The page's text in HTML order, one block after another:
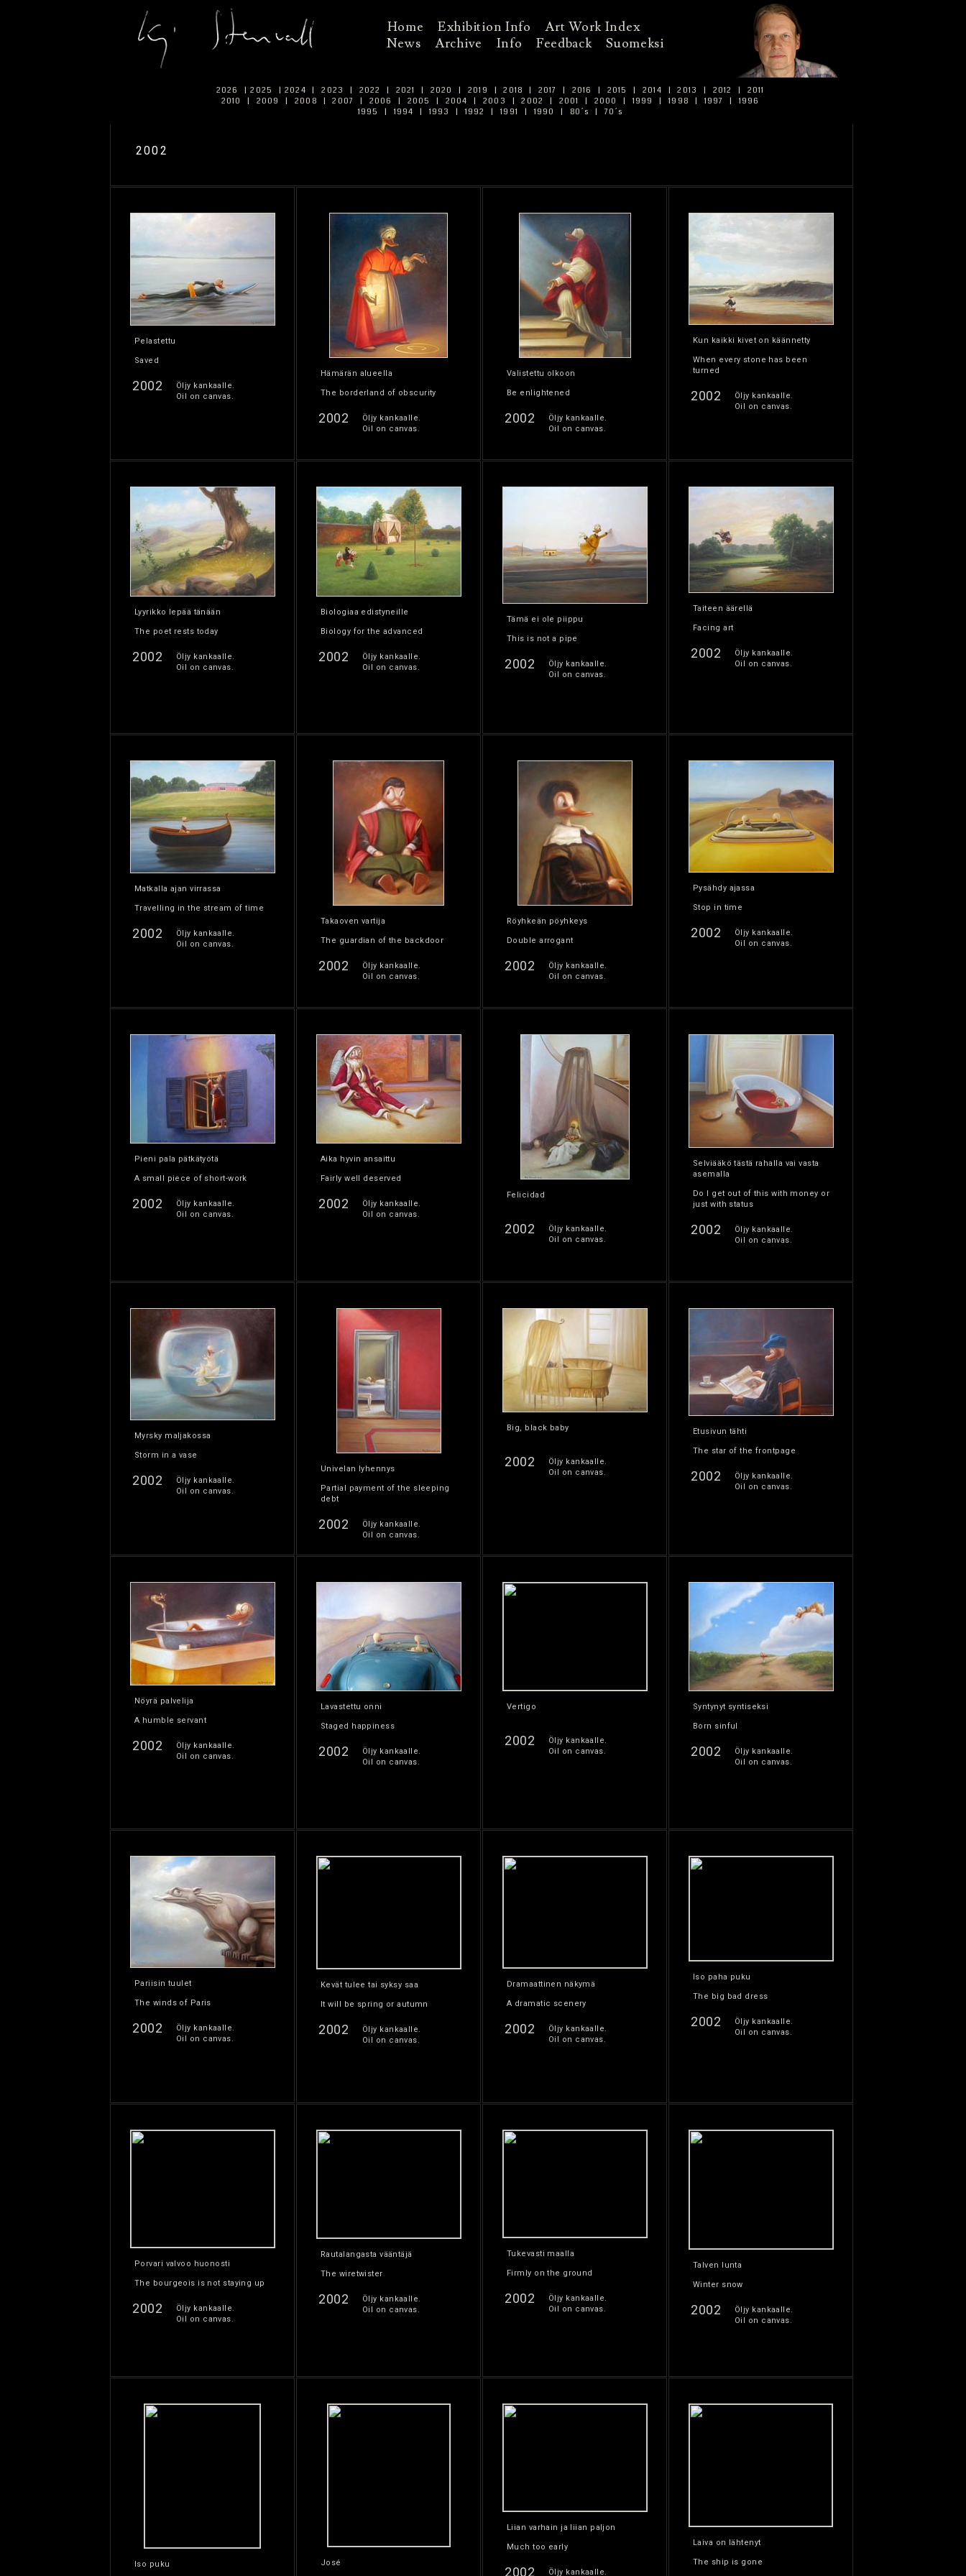
Home Exhibition Info
Art Work Index
News
Archive Info Feedback Suomeksi
2026 | 2025 | 2024 | 2023 | 2022 | 2021 | 2020 | 2019 | 2018 | 2017 | 2016 | 2015 | 2014 | 2013 | 2012 |
2011
2010
| 2009 | 2008 | 2007 | 2006 | 2005 | 2004 | 2003 | 2002 | 2001 | 2000 | 1999 | 1998 | 1997 |
1996
1995
| 1994 | 1993 | 1992 | 1991 | 1990 | 80´s | 70´s
2002
Pelastettu
Saved
2002
Öljy kankaalle.
Oil on canvas.
Hämärän alueella
The borderland of obscurity
2002
Öljy kankaalle.
Oil on canvas.
Valistettu olkoon
Be enlightened
2002
Öljy kankaalle.
Oil on canvas.
Kun kaikki kivet on käännetty
When every stone has been
turned
2002
Öljy kankaalle.
Oil on canvas.
Lyyrikko lepää tänään
The poet rests today
2002
Öljy kankaalle.
Oil on canvas.
Biologiaa edistyneille
Biology for the advanced
2002
Öljy kankaalle.
Oil on canvas.
Tämä ei ole piippu
This is not a pipe
2002
Öljy kankaalle.
Oil on canvas.
Taiteen äärellä
Facing art
2002
Öljy kankaalle.
Oil on canvas.
Matkalla ajan virrassa
Travelling in the stream of time
2002
Öljy kankaalle.
Oil on canvas.
Takaoven vartija
The guardian of the backdoor
2002
Öljy kankaalle.
Oil on canvas.
Röyhkeän pöyhkeys
Double arrogant
2002
Öljy kankaalle.
Oil on canvas.
Pysähdy ajassa
Stop in time
2002
Öljy kankaalle.
Oil on canvas.
Pieni pala pätkätyötä
A small piece of short-work
2002
Öljy kankaalle.
Oil on canvas.
Aika hyvin ansaittu
Fairly well deserved
2002
Öljy kankaalle.
Oil on canvas.
Felicidad
2002
Öljy kankaalle.
Oil on canvas.
Selviääkö tästä rahalla vai vasta
asemalla
Do I get out of this with money or
just with status
2002
Öljy kankaalle.
Oil on canvas.
Myrsky maljakossa
Storm in a vase
2002
Öljy kankaalle.
Oil on canvas.
Univelan lyhennys
Partial payment of the sleeping
debt
2002
Öljy kankaalle.
Oil on canvas.
Big, black baby
2002
Öljy kankaalle.
Oil on canvas.
Etusivun tähti
The star of the frontpage
2002
Öljy kankaalle.
Oil on canvas.
Nöyrä palvelija
A humble servant
2002
Öljy kankaalle.
Oil on canvas.
Lavastettu onni
Staged happiness
2002
Öljy kankaalle.
Oil on canvas.
Vertigo
2002
Öljy kankaalle.
Oil on canvas.
Syntynyt syntiseksi
Born sinful
2002
Öljy kankaalle.
Oil on canvas.
Pariisin tuulet
The winds of Paris
2002
Öljy kankaalle.
Oil on canvas.
Kevät tulee tai syksy saa
It will be spring or autumn
2002
Öljy kankaalle.
Oil on canvas.
Dramaattinen näkymä
A dramatic scenery
2002
Öljy kankaalle.
Oil on canvas.
Iso paha puku
The big bad dress
2002
Öljy kankaalle.
Oil on canvas.
Porvari valvoo huonosti
The bourgeois is not staying up
2002
Öljy kankaalle.
Oil on canvas.
Rautalangasta vääntäjä
The wiretwister
2002
Öljy kankaalle.
Oil on canvas.
Tukevasti maalla
Firmly on the ground
2002
Öljy kankaalle.
Oil on canvas.
Talven lunta
Winter snow
2002
Öljy kankaalle.
Oil on canvas.
Iso puku José
Liian varhain ja liian paljon
Much too early
2002 Öljy kankaalle.
Laiva on lähtenyt
The ship is gone